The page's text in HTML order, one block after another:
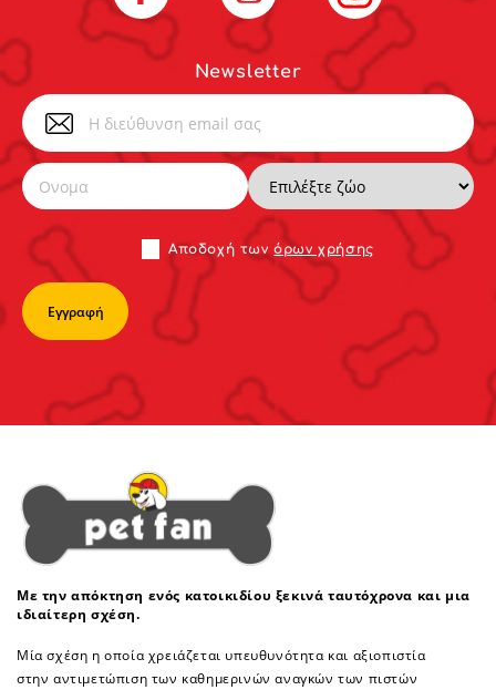
Newsletter
Αποδoχή τωνόρων χρήσης
Με την απόκτηση ενός κατοικιδίου ξεκινά ταυτόχρονα και μια
ιδιαίτερη σχέση.
Μία σχέση η οποία χρειάζεται υπευθυνότητα και αξιοπιστία
στην αντιμετώπιση των καθημερινών αναγκών των πιστών